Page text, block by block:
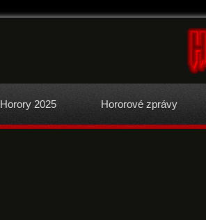
Horory 2025 Hororové zprávy